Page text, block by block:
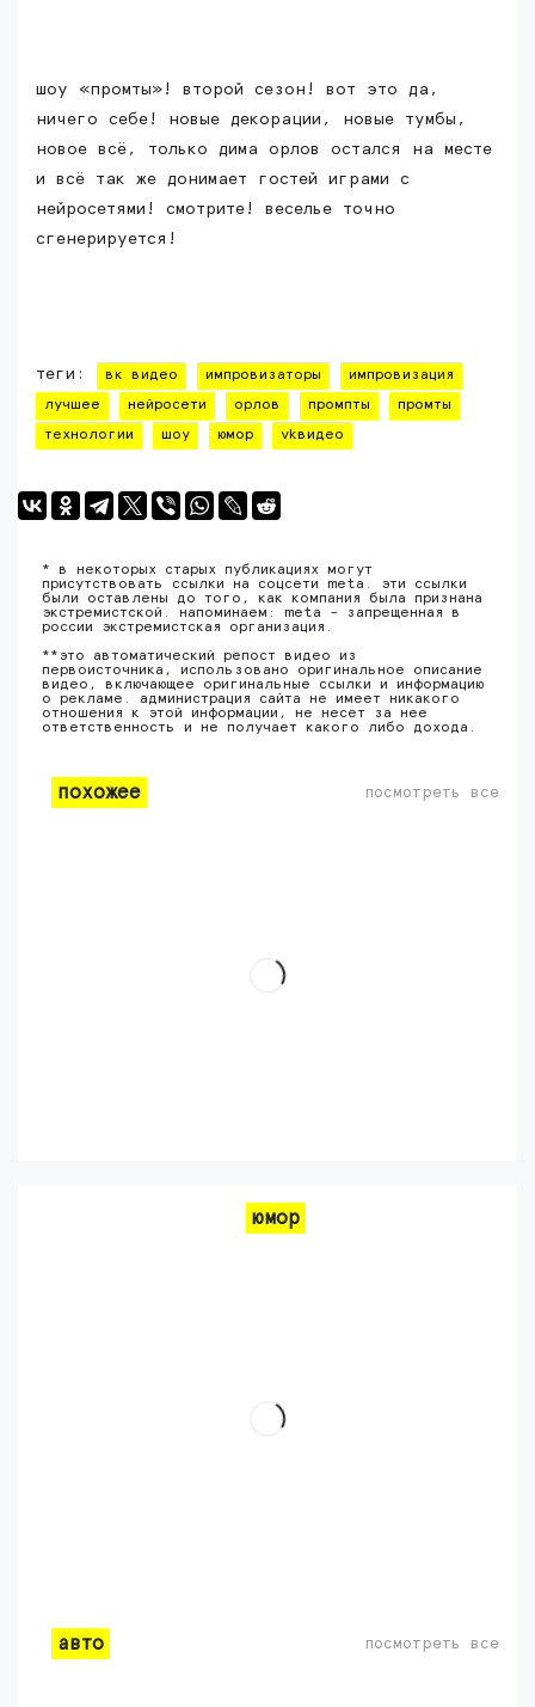
шоу «промты»! второй сезон! вот это да,
ничего себе! новые декорации, новые тумбы,
новое всё, только дима орлов остался на месте
и всё так же донимает гостей играми с
нейросетями! смотрите! веселье точно
сгенерируется!
теги: вк видео импровизаторы импровизация
лучшее нейросети орлов промпты промты
технологии шоу юмор vkвидео
* в некоторых старых публикациях могут
присутствовать ссылки на соцсети meta. эти ссылки
были оставлены до того, как компания была признана
экстремистской. напоминаем: meta - запрещенная в
россии экстремистская организация.
**это автоматический репост видео из
первоисточника, использовано оригинальное описание
видео, включающее оригинальные ссылки и информацию
о рекламе. администрация сайта не имеет никакого
отношения к этой информации, не несет за нее
ответственность и не получает какого либо дохода.
похожее посмотреть все
юмор
авто посмотреть все